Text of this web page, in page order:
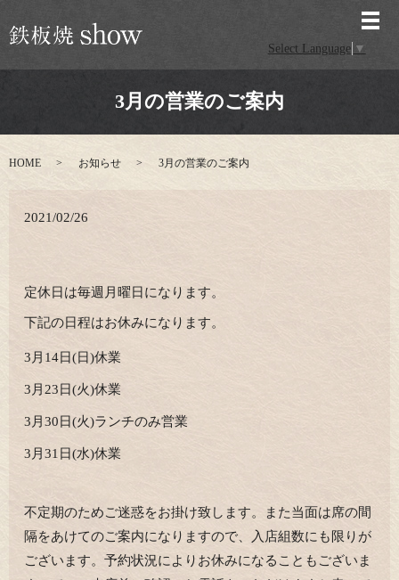
メ
Select Language ▼
3月の営業のご案内
HOME お知らせ 3月の営業のご案内
2021/02/26
定休日は毎週月曜日になります。
下記の日程はお休みになります。
3月14日(日)休業
3月23日(火)休業
3月30日(火)ランチのみ営業
3月31日(水)休業
不定期のためご迷惑をお掛け致します。また当面は席の間
隔をあけてのご案内になりますので、入店組数にも限りが
ございます。予約状況によりお休みになることもございま